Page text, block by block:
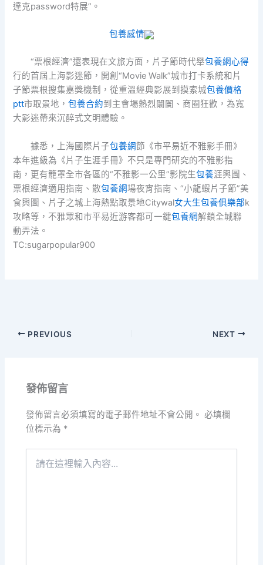
達克password特展”。
包養感情
“票根經濟”還表現在文旅方面，片子節時代舉包養網心得
行的首屆上海影迷節，開創“Movie Walk”城市打卡系統和片
子節票根搜集嘉獎機制，從重溫經典影展到摸索城包養價格
ptt市取景地，包養合約到主會場熱烈闤闠、商圈狂歡，為寬
大影迷帶來沉醉式文明體驗。
據悉，上海國際片子包養網節《市平易近不雅影手冊》
本年進級為《片子生涯手冊》不只是專門研究的不雅影指
南，更有籠罩全市各區的“不雅影一公里”影院生包養涯輿圖、
票根經濟適用指南、散包養網場夜宵指南、“小龍蝦片子節”美
食輿圖、片子之城上海熱點取景地Citywal女大生包養俱樂部k
攻略等，不雅眾和市平易近游客都可一鍵包養網解鎖全城聯
動弄法。
TC:sugarpopular900
PREVIOUS NEXT
發佈留言
發佈留言必須填寫的電子郵件地址不會公開。 必填欄
位標示為 *